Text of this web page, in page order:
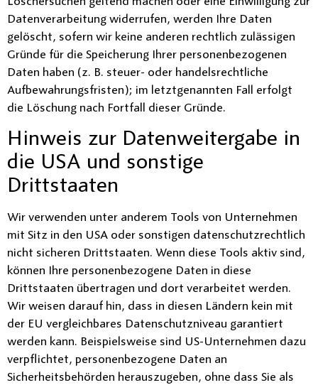
Datenverarbeitung widerrufen, werden Ihre Daten
gelöscht, sofern wir keine anderen rechtlich zulässigen
Gründe für die Speicherung Ihrer personenbezogenen
Daten haben (z. B. steuer- oder handelsrechtliche
Aufbewahrungsfristen); im letztgenannten Fall erfolgt
die Löschung nach Fortfall dieser Gründe.
Hinweis zur Datenweitergabe in
die USA und sonstige
Drittstaaten
Wir verwenden unter anderem Tools von Unternehmen
mit Sitz in den USA oder sonstigen datenschutzrechtlich
nicht sicheren Drittstaaten. Wenn diese Tools aktiv sind,
können Ihre personenbezogene Daten in diese
Drittstaaten übertragen und dort verarbeitet werden.
Wir weisen darauf hin, dass in diesen Ländern kein mit
der EU vergleichbares Datenschutzniveau garantiert
werden kann. Beispielsweise sind US-Unternehmen dazu
verpflichtet, personenbezogene Daten an
Sicherheitsbehörden herauszugeben, ohne dass Sie als